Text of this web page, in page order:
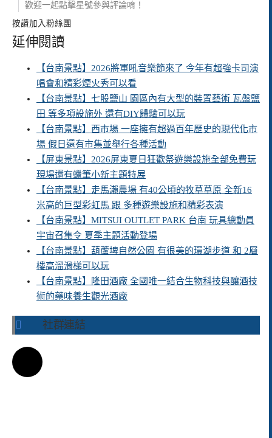
歡迎一起點擊星號參與評論唷！
按讚加入粉絲團
延伸閱讀
【台南景點】2026將軍吼音樂節來了 今年有超強卡司演
唱會和精彩煙火秀可以看
【台南景點】七股鹽山 園區內有大型的裝置藝術 瓦盤鹽
田 等多項設施外 還有DIY體驗可以玩
【台南景點】西市場 一座擁有超過百年歷史的現代化市
場 假日還有市集並舉行各種活動
【屏東景點】2026屏東夏日狂歡祭遊樂設施全部免費玩
現場還有蠟筆小新主題特展
【台南景點】走馬瀨農場 有40公頃的牧草草原 全新16
米高的巨型彩虹馬 跟 多種遊樂設施和精彩表演
【台南景點】MITSUI OUTLET PARK 台南 玩具總動員
宇宙召集令 夏季主題活動登場
【台南景點】葫蘆埤自然公園 有很美的環湖步道 和 2層
樓高溜滑梯可以玩
【台南景點】隆田酒廠 全國唯一結合生物科技與釀酒技
術的藥味養生觀光酒廠
社群連結